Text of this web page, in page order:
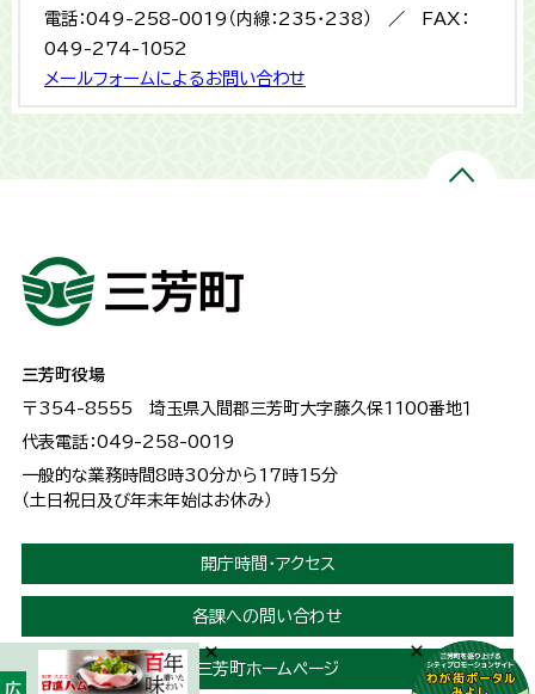
電話：049-258-0019（内線：235・238） ／ FAX：
049-274-1052
メールフォームによるお問い合わせ
三芳町役場
〒354-8555 埼玉県入間郡三芳町大字藤久保1100番地１
代表電話：049-258-0019
一般的な業務時間8時30分から17時15分
（土日祝日及び年末年始はお休み）
開庁時間・アクセス
各課への問い合わせ
三芳町ホームページ